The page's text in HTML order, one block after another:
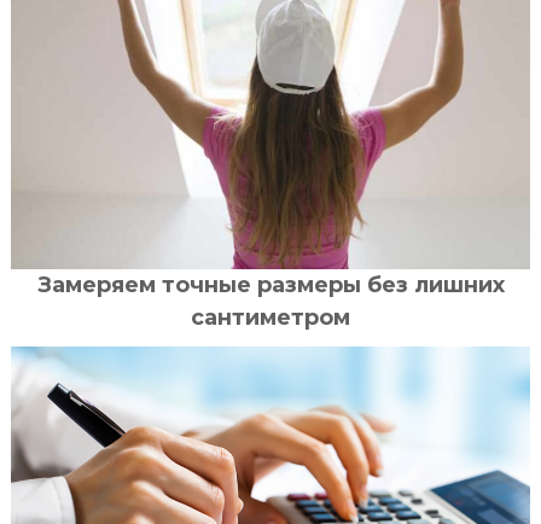
Замеряем точные размеры без лишних
сантиметром